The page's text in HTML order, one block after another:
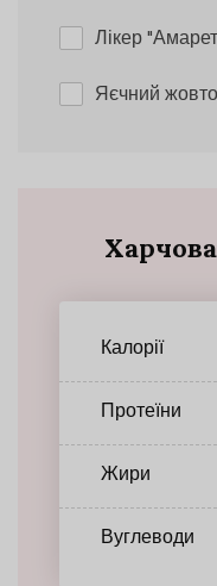
Лікер
Яєчний
Калорії
Протеїни
Жири
Вуглеводи